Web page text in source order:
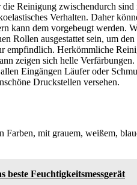
Reinigung zwischendurch
Verhalten. Daher
kann dem vorgebeugt werden.
Rollen ausgestattet sein, um
empfindlich. Herkömmliche
zeigen sich helle
Eingängen Läufer oder
Druckstellen versehen.
Farben, mit grauem, weißem,
beste Feuchtigkeitsmessgerät